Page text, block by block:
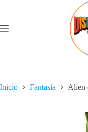
Inicio Fantasía Alien